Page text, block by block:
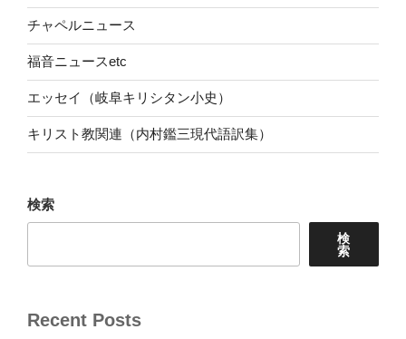
チャペルニュース
福音ニュースetc
エッセイ（岐阜キリシタン小史）
キリスト教関連（内村鑑三現代語訳集）
検索
検
索
Recent Posts